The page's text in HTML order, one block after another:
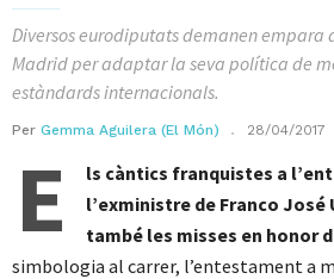
Diversos eurodiputats demanen empara
Madrid per adaptar la seva política de
estàndards internacionals.
Per Gemma Aguilera (El Món) 28/04/2017
E
ls càntics franquistes a
l’exministre de Franco
també les misses en honor
simbologia al carrer, l’entestament a